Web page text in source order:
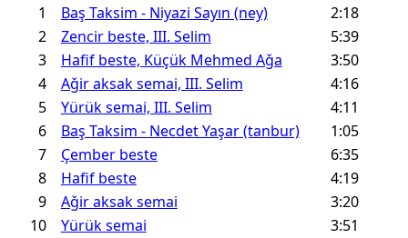
1
Baş Taksim - Niyazi Sayın (ney)
2:18
2
Zencir beste, III. Selim
5:39
3
Hafif beste, Küçük Mehmed Aǧa
3:50
4
Aǧir aksak semai, III. Selim
4:16
5
Yürük semai, III. Selim
4:11
6
Baş Taksim - Necdet Yaşar (tanbur)
1:05
7
Çember beste
6:35
8
Hafif beste
4:19
9
Aǧir aksak semai
3:20
10
Yürük semai
3:51